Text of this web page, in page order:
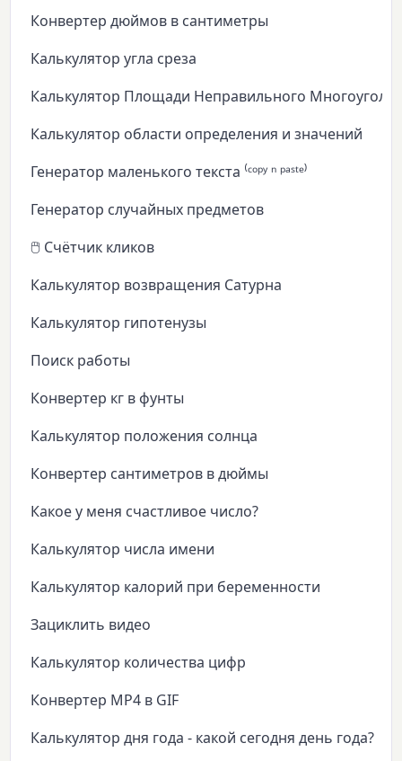
Конвертер дюймов в сантиметры
Калькулятор угла среза
Калькулятор Площади Неправильного
Калькулятор области определения и значений
Генератор маленького текста ⁽ᶜᵒᵖʸ ⁿ ᵖᵃˢᵗᵉ⁾
Генератор случайных предметов
🖱️ Счётчик кликов
Калькулятор возвращения Сатурна
Калькулятор гипотенузы
Поиск работы
Конвертер кг в фунты
Калькулятор положения солнца
Конвертер сантиметров в дюймы
Какое у меня счастливое число?
Калькулятор числа имени
Калькулятор калорий при беременности
Зациклить видео
Калькулятор количества цифр
Конвертер MP4 в GIF
Калькулятор дня года - какой сегодня день года?